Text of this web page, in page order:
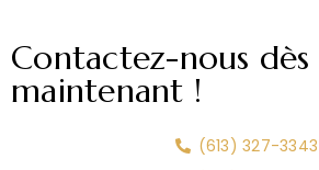
Contactez-nous dès
maintenant !
(613) 327-3343